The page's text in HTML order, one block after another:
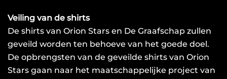
Veiling van de shirts
De shirts van Orion Stars en De Graafschap zullen
geveild worden ten behoeve van het goede doel.
De opbrengsten van de geveilde shirts van Orion
Stars gaan naar het maatschappelijke project van